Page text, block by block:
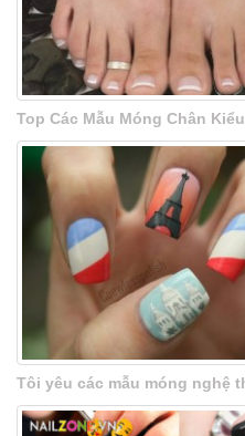
Top Các Mẫu Móng Chân
Tôi yêu các mẫu móng nghệ